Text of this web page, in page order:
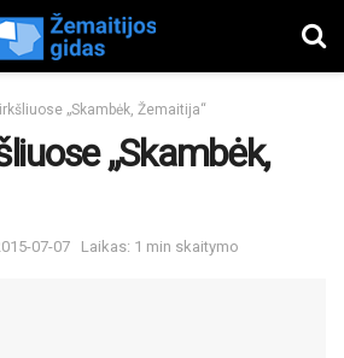
„Skambėk, Žemaitija“
„Skambėk,
07-07 Laikas: 1 min skaitymo